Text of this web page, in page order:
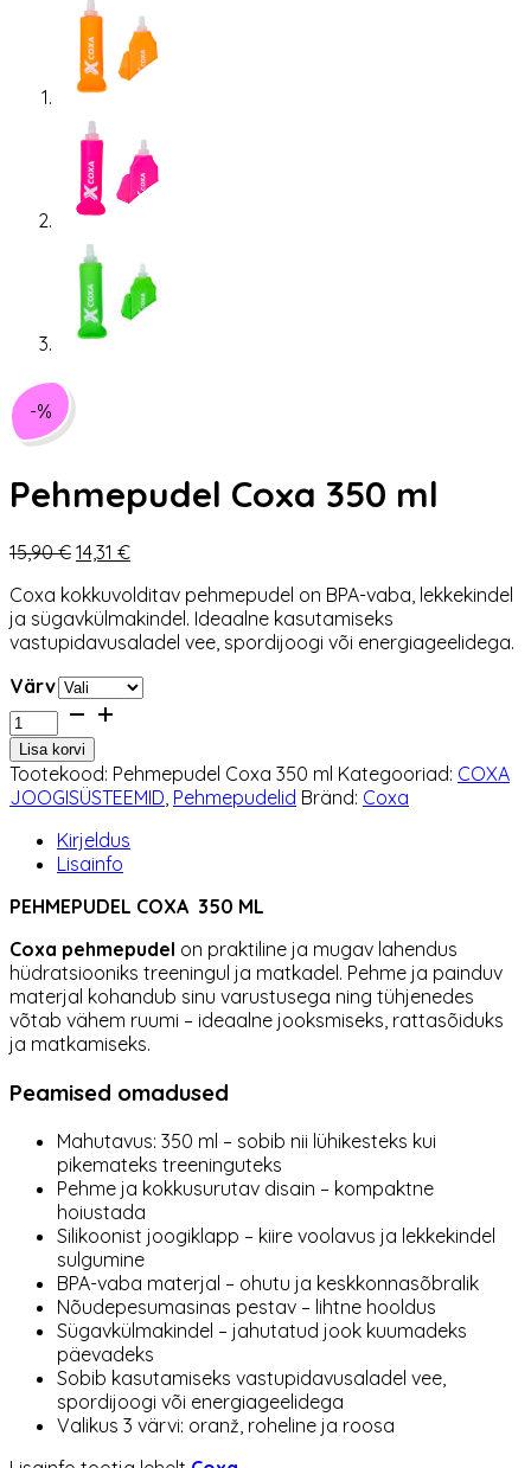
-%
Pehmepudel Coxa 350 ml
15,90€ Algne
oli:
15,90 €.
14,31 €Praegune
on:
14,31 €.
Coxa kokkuvolditav pehmepudel on BPA-vaba, lekkekindel
ja sügavkülmakindel. Ideaalne kasutamiseks
vastupidavusaladel vee, spordijoogi või energiageelidega.
Värv
Pehmepudel
Coxa
350
ml
kogus
Lisa korvi
Tootekood: Pehmepudel Coxa 350 ml Kategooriad: COXA
JOOGISÜSTEEMID, Pehmepudelid Bränd: Coxa
Kirjeldus
Lisainfo
PEHMEPUDEL COXA 350 ML
Coxa pehmepudel on praktiline ja mugav lahendus
hüdratsiooniks treeningul ja matkadel. Pehme ja painduv
materjal kohandub sinu varustusega ning tühjenedes
võtab vähem ruumi – ideaalne jooksmiseks, rattasõiduks
ja matkamiseks.
Peamised omadused
Mahutavus: 350 ml – sobib nii lühikesteks kui
pikemateks treeninguteks
Pehme ja kokkusurutav disain – kompaktne
hoiustada
Silikoonist joogiklapp – kiire voolavus ja lekkekindel
sulgumine
BPA-vaba materjal – ohutu ja keskkonnasõbralik
Nõudepesumasinas pestav – lihtne hooldus
Sügavkülmakindel – jahutatud jook kuumadeks
päevadeks
Sobib kasutamiseks vastupidavusaladel vee,
spordijoogi või energiageelidega
Valikus 3 värvi: oranž, roheline ja roosa